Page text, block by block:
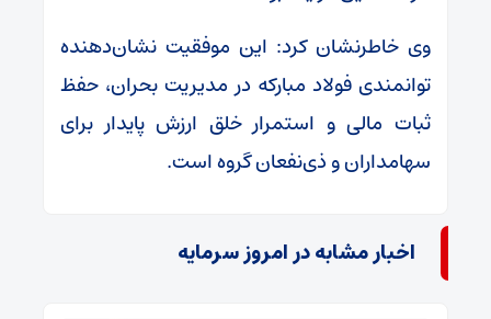
وی خاطرنشان کرد: این موفقیت نشان‌دهنده
توانمندی فولاد مبارکه در مدیریت بحران، حفظ
ثبات مالی و استمرار خلق ارزش پایدار برای
سهامداران و ذی‌نفعان گروه است.
اخبار مشابه در امروز سرمایه